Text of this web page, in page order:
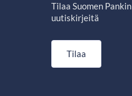
Tilaa Suomen Pankin
uutiskirjeitä
Tilaa